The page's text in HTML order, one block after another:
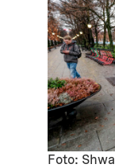
Foto: